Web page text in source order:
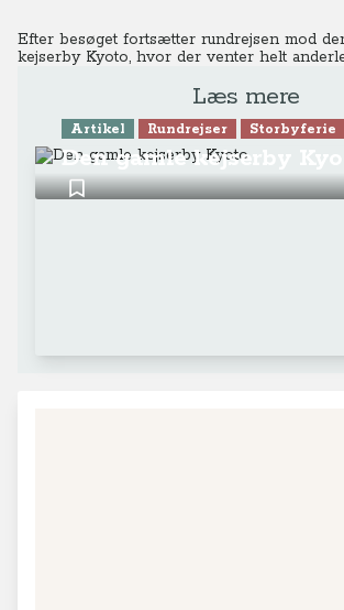
Efter besøget fortsætter rundrejsen mod
kejserby Kyoto, hvor der venter helt
Læs mere
Artikel Rundrejser Storbyferie
Den gamle kejserby